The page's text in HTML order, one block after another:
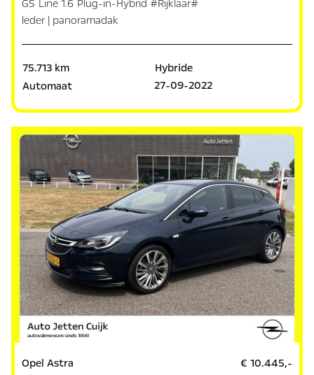
GS Line 1.6 Plug-in-Hybrid #Rijklaar#
leder | panoramadak
75.713 km
Hybride
Automaat
27-09-2022
Opel Astra
€ 10.445,-